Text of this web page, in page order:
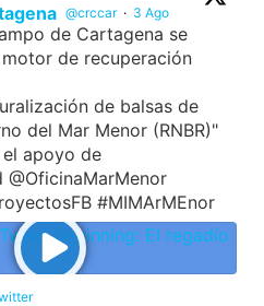
@crccar · 3 Ago
de Cartagena se
de recuperación
de balsas de
del Mar Menor (RNBR)"
apoyo de
@OficinaMarMenor
#MIMArMEnor